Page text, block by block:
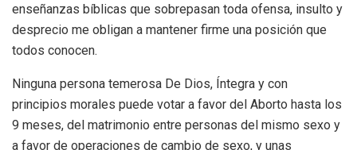
enseñanzas bíblicas que sobrepasan toda ofensa, insulto y
desprecio me obligan a mantener firme una posición que
todos conocen.
Ninguna persona temerosa De Dios, Íntegra y con
principios morales puede votar a favor del Aborto hasta los
9 meses, del matrimonio entre personas del mismo sexo y
a favor de operaciones de cambio de sexo, y unas